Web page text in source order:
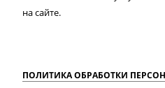
на сайте.
ПОЛИТИКА ОБРАБОТКИ